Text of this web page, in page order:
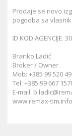
Prodaje se novo
pogodba sa
ID KOD AGENCIJE:
Branko Ladić
Broker / Owner
Mob: +385 99 520
Tel: +385 99 667
E-mail:
www.remax-tim.info